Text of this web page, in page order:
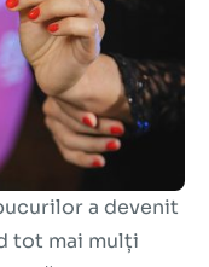
a devenit
tot mai mulți